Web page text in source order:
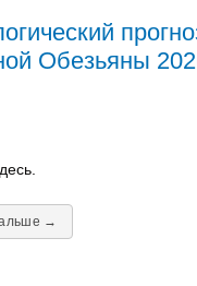
Обезьяны
→